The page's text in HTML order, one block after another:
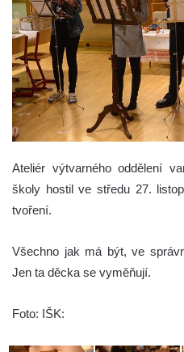
Ateliér výtvarného oddělení
školy hostil ve středu 27.
tvoření.
Všechno jak má být, ve
Jen ta děcka se vyměňují.
Foto: IŠK: